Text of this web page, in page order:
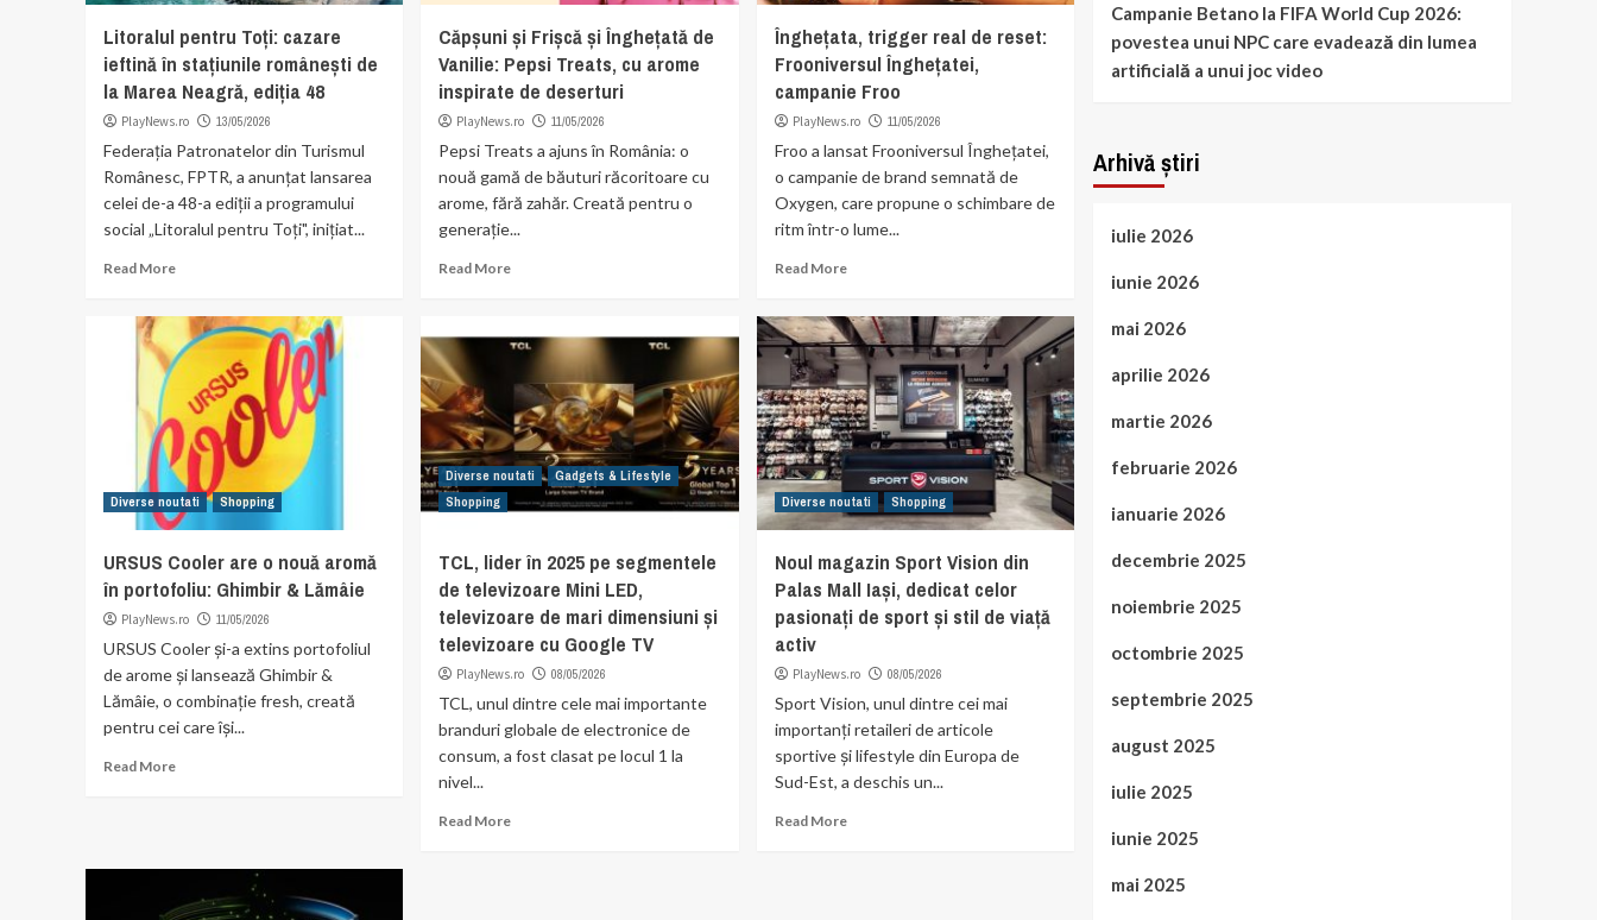
Litoralul pentru Toți: cazare
ieftină în stațiunile românești de
la Marea Neagră, ediția 48
PlayNews.ro 13/05/2026
Federația Patronatelor din Turismul
Românesc, FPTR, a anunțat lansarea
celei de-a 48-a ediții a programului
social „Litoralul pentru Toți", inițiat...
Read More
Căpșuni și Frișcă și Înghețată de
Vanilie: Pepsi Treats, cu arome
inspirate de deserturi
PlayNews.ro 11/05/2026
Pepsi Treats a ajuns în România: o
nouă gamă de băuturi răcoritoare cu
arome, fără zahăr. Creată pentru o
generație...
Read More
Înghețata, trigger real de reset:
Frooniversul Înghețatei,
campanie Froo
PlayNews.ro 11/05/2026
Froo a lansat Frooniversul Înghețatei,
o campanie de brand semnată de
Oxygen, care propune o schimbare de
ritm într-o lume...
Read More
Diverse noutati Shopping
URSUS Cooler are o nouă aromă
în portofoliu: Ghimbir & Lămâie
PlayNews.ro 11/05/2026
URSUS Cooler și-a extins portofoliul
de arome și lansează Ghimbir &
Lămâie, o combinație fresh, creată
pentru cei care își...
Read More
Diverse noutati
Gadgets & Lifestyle
Shopping
TCL, lider în 2025 pe segmentele
de televizoare Mini LED,
televizoare de mari dimensiuni și
televizoare cu Google TV
PlayNews.ro 08/05/2026
TCL, unul dintre cele mai importante
branduri globale de electronice de
consum, a fost clasat pe locul 1 la
nivel...
Read More
Diverse noutati Shopping
Noul magazin Sport Vision din
Palas Mall Iași, dedicat celor
pasionați de sport și stil de viață
activ
PlayNews.ro 08/05/2026
Sport Vision, unul dintre cei mai
importanți retaileri de articole
sportive și lifestyle din Europa de
Sud-Est, a deschis un...
Read More
Campanie Betano la FIFA World Cup 2026:
povestea unui NPC care evadează din lumea
artificială a unui joc video
Arhivă știri
iulie 2026
iunie 2026
mai 2026
aprilie 2026
martie 2026
februarie 2026
ianuarie 2026
decembrie 2025
noiembrie 2025
octombrie 2025
septembrie 2025
august 2025
iulie 2025
iunie 2025
mai 2025